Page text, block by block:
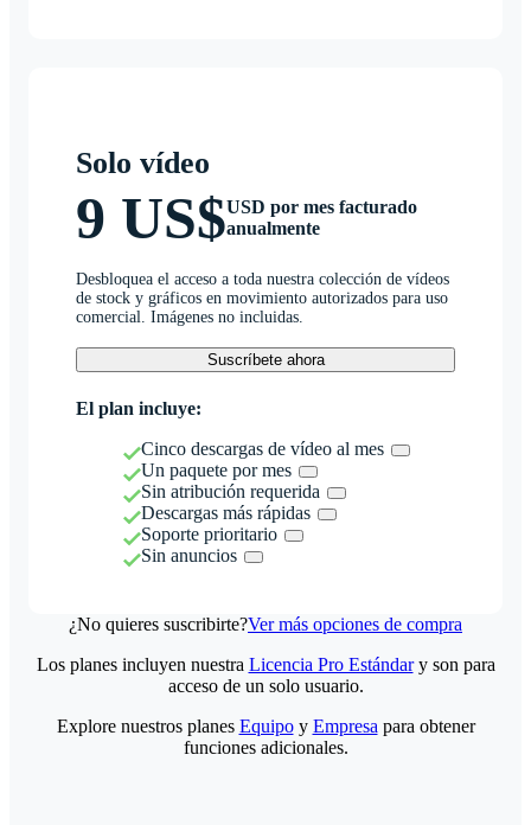
Solo vídeo
9 US$USD por mes facturado
anualmente
Desbloquea el acceso a toda nuestra colección de vídeos
de stock y gráficos en movimiento autorizados para uso
comercial. Imágenes no incluidas.
Suscríbete ahora
El plan incluye:
Cinco descargas de vídeo al mes
Un paquete por mes
Sin atribución requerida
Descargas más rápidas
Soporte prioritario
Sin anuncios
¿No quieres suscribirte?Ver más opciones de compra
Los planes incluyen nuestra Licencia Pro Estándary son para
acceso de un solo usuario.
Explore nuestros planes Equipoy Empresa para obtener
funciones adicionales.